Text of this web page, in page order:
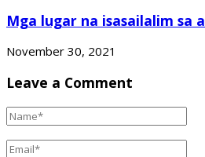
Mga lugar na isasailalim sa
November 30, 2021
Leave a Comment